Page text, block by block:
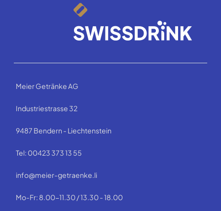
Meier Getränke AG
Industriestrasse 32
9487 Bendern - Liechtenstein
Tel: 00423 373 13 55
info@meier-getraenke.li
Mo-Fr: 8.00-11.30 / 13.30 - 18.00